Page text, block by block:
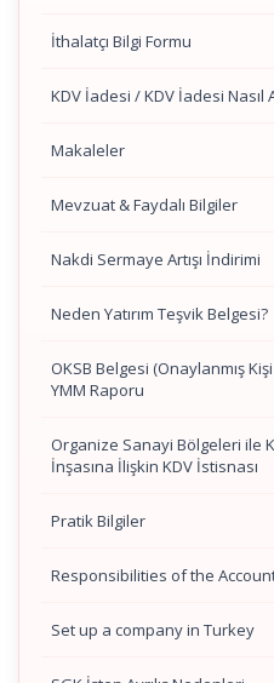
İthalatçı Bilgi Formu
KDV İadesi / KDV İadesi Nasıl
Makaleler
Mevzuat & Faydalı Bilgiler
Nakdi Sermaye Artışı İndirimi
Neden Yatırım Teşvik Belgesi?
OKSB Belgesi (Onaylanmış
YMM Raporu
Organize Sanayi Bölgeleri ile
İnşasına İlişkin KDV İstisnası
Pratik Bilgiler
Responsibilities of the
Set up a company in Turkey